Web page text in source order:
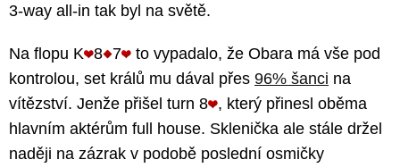
3-way all-in tak byl na světě.
Na flopu K 8 7
to vypadalo, že Obara má vše pod
kontrolou, set králů mu dával přes 96% šanci na
vítězství. Jenže přišel turn 8 , který přinesl oběma
hlavním aktérům full house. Sklenička ale stále držel
naději na zázrak v podobě poslední osmičky